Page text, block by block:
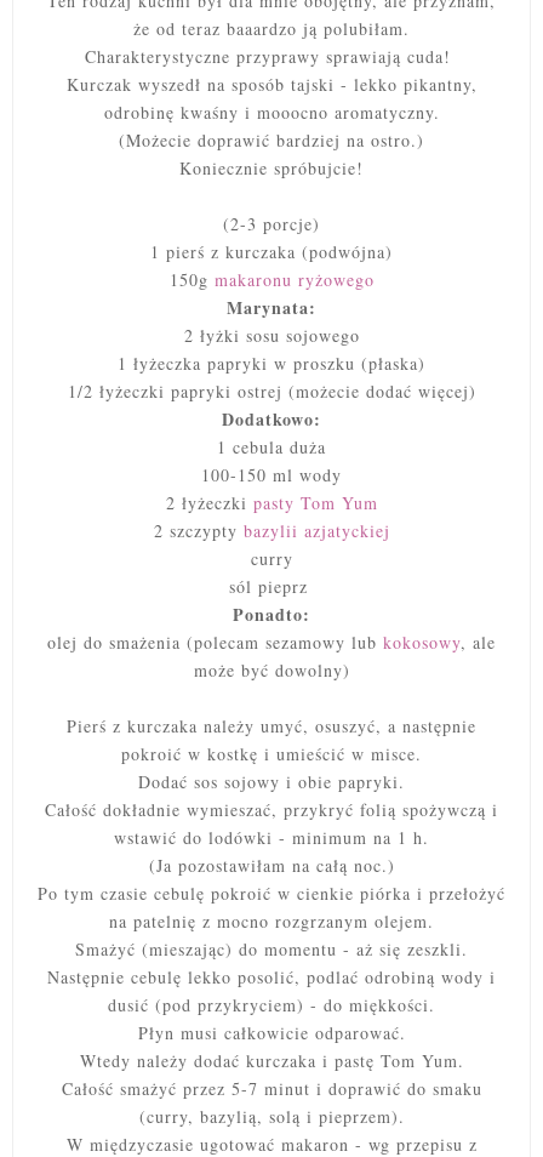
że od teraz baaardzo ją polubiłam.
Charakterystyczne przyprawy sprawiają cuda!
Kurczak wyszedł na sposób tajski - lekko pikantny,
odrobinę kwaśny i mooocno aromatyczny.
(Możecie doprawić bardziej na ostro.)
Koniecznie spróbujcie!
(2-3 porcje)
1 pierś z kurczaka (podwójna)
150g makaronu ryżowego
Marynata:
2 łyżki sosu sojowego
1 łyżeczka papryki w proszku (płaska)
1/2 łyżeczki papryki ostrej (możecie dodać więcej)
Dodatkowo:
1 cebula duża
100-150 ml wody
2 łyżeczki pasty Tom Yum
2 szczypty bazylii azjatyckiej
curry
sól pieprz
Ponadto:
olej do smażenia (polecam sezamowy lub kokosowy, ale
może być dowolny)
Pierś z kurczaka należy umyć, osuszyć, a następnie
pokroić w kostkę i umieścić w misce.
Dodać sos sojowy i obie papryki.
Całość dokładnie wymieszać, przykryć folią spożywczą i
wstawić do lodówki - minimum na 1 h.
(Ja pozostawiłam na całą noc.)
Po tym czasie cebulę pokroić w cienkie piórka i przełożyć
na patelnię z mocno rozgrzanym olejem.
Smażyć (mieszając) do momentu - aż się zeszkli.
Następnie cebulę lekko posolić, podlać odrobiną wody i
dusić (pod przykryciem) - do miękkości.
Płyn musi całkowicie odparować.
Wtedy należy dodać kurczaka i pastę Tom Yum.
Całość smażyć przez 5-7 minut i doprawić do smaku
(curry, bazylią, solą i pieprzem).
W międzyczasie ugotować makaron - wg przepisu z